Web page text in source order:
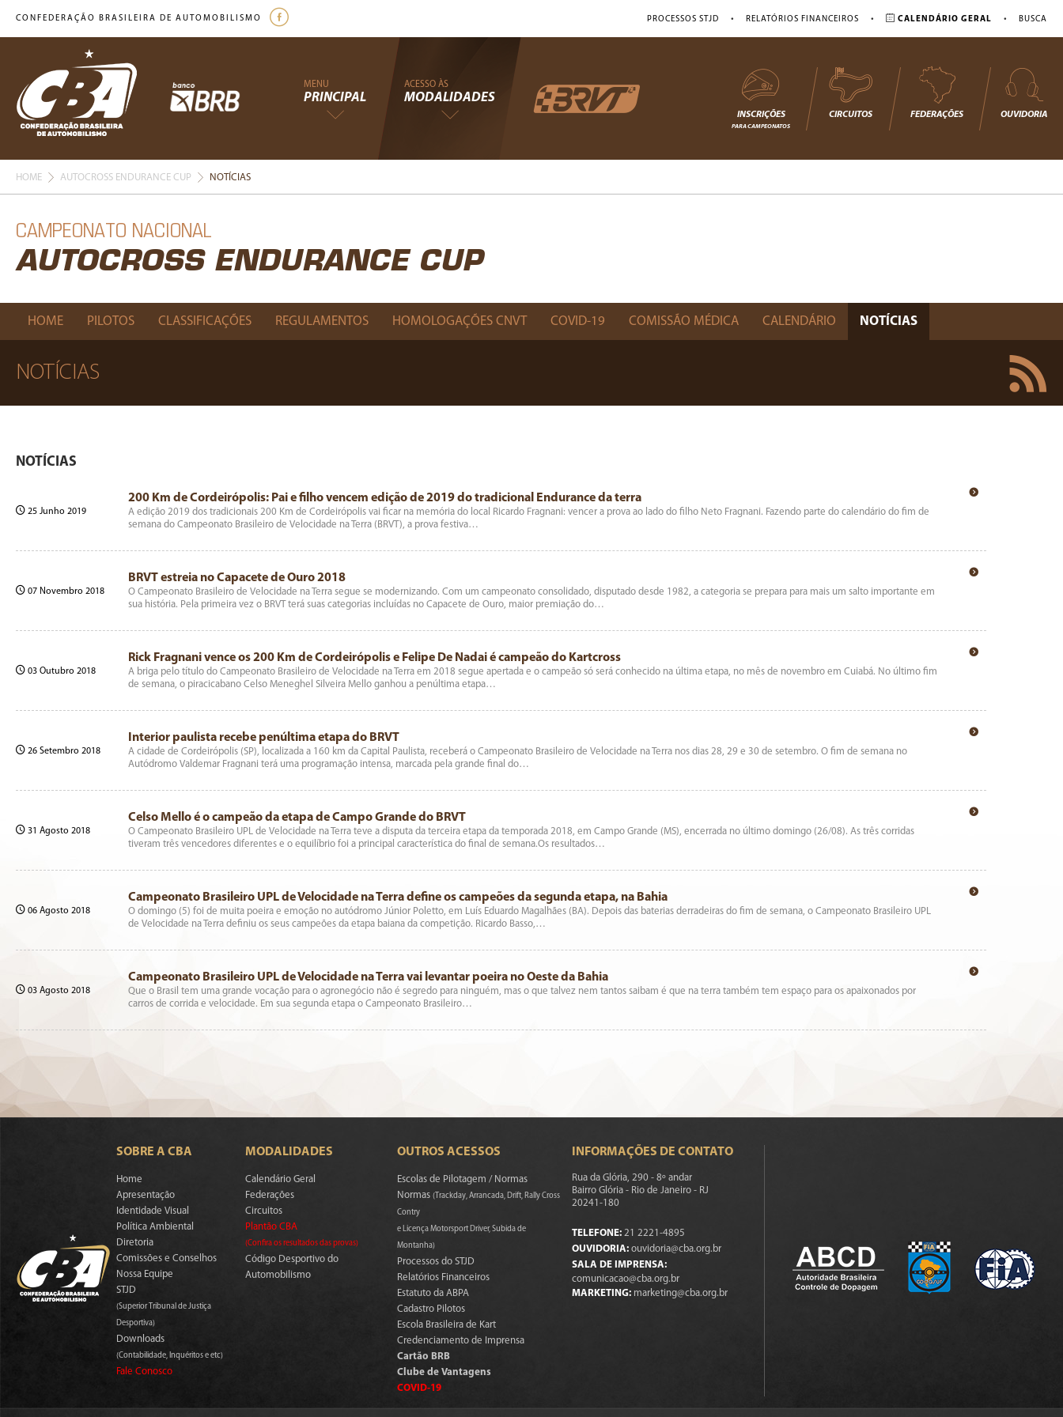
CONFEDERAÇÃO BRASILEIRA DE AUTOMOBILISMO PROCESSOS STJD • RELATÓRIOS FINANCEIROS • CALENDÁRIO GERAL • BUSCA
MENU
PRINCIPAL
ACESSO ÀS
MODALIDADES
INSCRIÇÕES
PARA CAMPEONATOS
CIRCUITOS FEDERAÇÕES OUVIDORIA
HOME AUTOCROSS ENDURANCE CUP NOTÍCIAS
CAMPEONATO NACIONAL
AUTOCROSS ENDURANCE CUP
HOME PILOTOS CLASSIFICAÇÕES REGULAMENTOS HOMOLOGAÇÕES CNVT COVID-19 COMISSÃO MÉDICA CALENDÁRIO NOTÍCIAS
NOTÍCIAS
NOTÍCIAS
25 Junho 2019
200 Km de Cordeirópolis: Pai e filho vencem edição de 2019 do tradicional Endurance da terra
A edição 2019 dos tradicionais 200 Km de Cordeirópolis vai ficar na memória do local Ricardo Fragnani: vencer a prova ao lado do filho Neto Fragnani. Fazendo parte do calendário do fim de
semana do Campeonato Brasileiro de Velocidade na Terra (BRVT), a prova festiva…
07 Novembro 2018
BRVT estreia no Capacete de Ouro 2018
O Campeonato Brasileiro de Velocidade na Terra segue se modernizando. Com um campeonato consolidado, disputado desde 1982, a categoria se prepara para mais um salto importante em
sua história. Pela primeira vez o BRVT terá suas categorias incluídas no Capacete de Ouro, maior premiação do…
03 Outubro 2018
Rick Fragnani vence os 200 Km de Cordeirópolis e Felipe De Nadai é campeão do Kartcross
A briga pelo título do Campeonato Brasileiro de Velocidade na Terra em 2018 segue apertada e o campeão só será conhecido na última etapa, no mês de novembro em Cuiabá. No último fim
de semana, o piracicabano Celso Meneghel Silveira Mello ganhou a penúltima etapa…
26 Setembro 2018
Interior paulista recebe penúltima etapa do BRVT
A cidade de Cordeirópolis (SP), localizada a 160 km da Capital Paulista, receberá o Campeonato Brasileiro de Velocidade na Terra nos dias 28, 29 e 30 de setembro. O fim de semana no
Autódromo Valdemar Fragnani terá uma programação intensa, marcada pela grande final do…
31 Agosto 2018
Celso Mello é o campeão da etapa de Campo Grande do BRVT
O Campeonato Brasileiro UPL de Velocidade na Terra teve a disputa da terceira etapa da temporada 2018, em Campo Grande (MS), encerrada no último domingo (26/08). As três corridas
tiveram três vencedores diferentes e o equilíbrio foi a principal característica do final de semana.Os resultados…
06 Agosto 2018
Campeonato Brasileiro UPL de Velocidade na Terra define os campeões da segunda etapa, na Bahia
O domingo (5) foi de muita poeira e emoção no autódromo Júnior Poletto, em Luís Eduardo Magalhães (BA). Depois das baterias derradeiras do fim de semana, o Campeonato Brasileiro UPL
de Velocidade na Terra definiu os seus campeões da etapa baiana da competição. Ricardo Basso,…
03 Agosto 2018
Campeonato Brasileiro UPL de Velocidade na Terra vai levantar poeira no Oeste da Bahia
Que o Brasil tem uma grande vocação para o agronegócio não é segredo para ninguém, mas o que talvez nem tantos saibam é que na terra também tem espaço para os apaixonados por
carros de corrida e velocidade. Em sua segunda etapa o Campeonato Brasileiro…
SOBRE A CBA
Home
Apresentação
Identidade Visual
Política Ambiental
Diretoria
Comissões e Conselhos
Nossa Equipe
STJD
(Superior Tribunal de Justiça
Desportiva)
Downloads
(Contabilidade, Inquéritos e etc)
Fale Conosco
MODALIDADES
Calendário Geral
Federações
Circuitos
Plantão CBA
(Confira os resultados das provas)
Código Desportivo do
Automobilismo
OUTROS ACESSOS
Escolas de Pilotagem / Normas
Normas(Trackday, Arrancada, Drift, Rally Cross
Contry
e Licença Motorsport Driver, Subida de
Montanha)
Processos do STJD
Relatórios Financeiros
Estatuto da ABPA
Cadastro Pilotos
Escola Brasileira de Kart
Credenciamento de Imprensa
Cartão BRB
Clube de Vantagens
COVID-19
INFORMAÇÕES DE CONTATO
Rua da Glória, 290 - 8º andar
Bairro Glória - Rio de Janeiro - RJ
20241-180
TELEFONE: 21 2221-4895
OUVIDORIA: ouvidoria@cba.org.br
SALA DE IMPRENSA:
comunicacao@cba.org.br
MARKETING: marketing@cba.org.br